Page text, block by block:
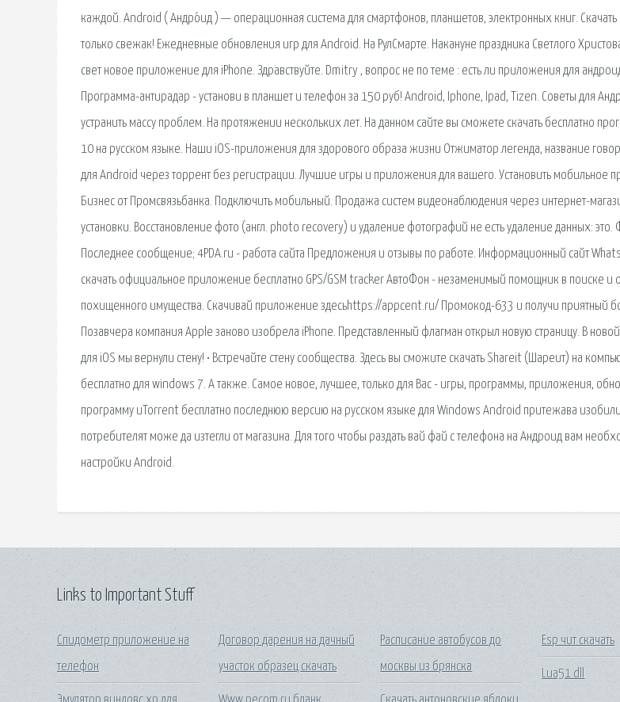
каждой. Android ( Андро́ид ) — операционная система для смартфонов, планшетов, электронных книг.
только свежак! Ежедневные обновления игр для Android. На РулCмарте. Накануне праздника Светлого
свет новое приложение для iPhone. Здравствуйте. Dmitry , вопрос не по теме : есть ли приложения для
Программа-антирадар - установи в планшет и телефон за 150 руб! Android, Iphone, Ipad, Tizen. Советы для
устранить массу проблем. На протяжении нескольких лет. На данном сайте вы сможете скачать бесплатно
10 на русском языке. Наши iOS-приложения для здорового образа жизни Отжиматор легенда, название
для Android через торрент без регистрации. Лучшие игры и приложения для вашего. Установить мобильное
Бизнес от Промсвязьбанка. Подключить мобильный. Продажа систем видеонаблюдения через интернет-
установки. Восстановление фото (англ. photo recovery) и удаление фотографий не есть удаление данных: это.
Последнее сообщение; 4PDA.ru - работа сайта Предложения и отзывы по работе. Информационный сайт
скачать официальное приложение бесплатно GPS/GSM tracker АвтоФон - незаменимый помощник в поиске и
похищенного имущества. Скачивай приложение здесьhttps://appcent.ru/ Промокод-633 и получи приятный
Позавчера компания Apple заново изобрела iPhone. Представленный флагман открыл новую страницу. В
для iOS мы вернули стену! • Встречайте стену сообщества. Здесь вы сможите скачать Shareit (Шареит) на
бесплатно для windows 7. А также. Самое новое, лучшее, только для Вас - игры, программы, приложения,
программу uTorrent бесплатно последнюю версию на русском языке для Windows Android притежава
потребителят може да изтегли от магазина. Для того чтобы раздать вай фай с телефона на Андроид вам
настройки Android.
Links to Important Stuff
Спидометр приложение на
телефон
Договор дарения на дачный
участок образец скачать
Расписание автобусов до
москвы из брянска
Esp чит скачать
Lua51 dll